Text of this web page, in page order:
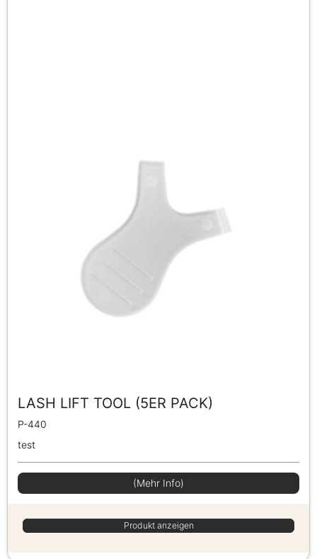
LASH LIFT TOOL (5ER PACK)
P-440
test
(Mehr Info)
Produkt anzeigen